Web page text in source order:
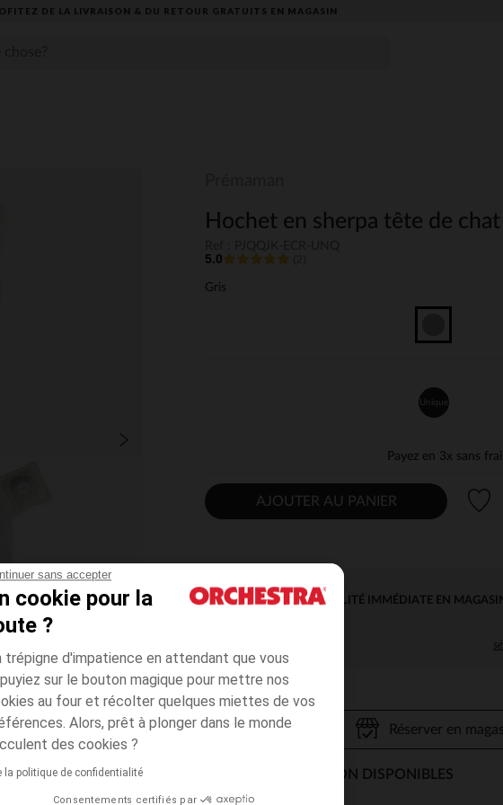
sans accepter
cookie pour la
?
trépigne d'impatience en attendant que vous
sur le bouton magique pour mettre nos
au four et récolter quelques miettes de vos
Alors, prêt à plonger dans le monde
des cookies ?
la politique de confidentialité
Consentements certifiés par
DE LA LIVRAISON & DU RETOUR GRATUITS EN MAGASIN​
Hochet en sherpa tête de
5.0
Gris
Unique
Payez en 3x sans
AJOUTER AU PANIER
DISPONIBILITÉ IMMÉDIATE EN
Réserver en
MODES DE LIVRAISON DISPONIBLES